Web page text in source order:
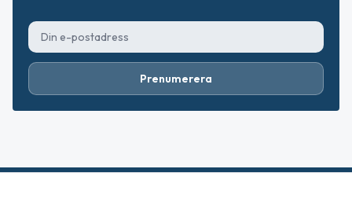
Prenumerera